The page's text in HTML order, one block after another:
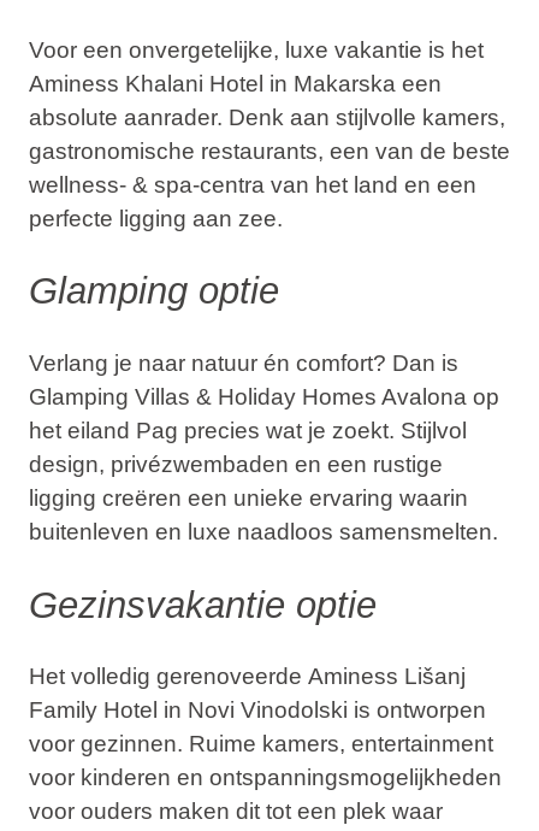
Voor een onvergetelijke, luxe vakantie is het
Aminess Khalani Hotel in Makarska een
absolute aanrader. Denk aan stijlvolle kamers,
gastronomische restaurants, een van de beste
wellness- & spa-centra van het land en een
perfecte ligging aan zee.
Glamping optie
Verlang je naar natuur én comfort? Dan is
Glamping Villas & Holiday Homes Avalona op
het eiland Pag precies wat je zoekt. Stijlvol
design, privézwembaden en een rustige
ligging creëren een unieke ervaring waarin
buitenleven en luxe naadloos samensmelten.
Gezinsvakantie optie
Het volledig gerenoveerde Aminess Lišanj
Family Hotel in Novi Vinodolski is ontworpen
voor gezinnen. Ruime kamers, entertainment
voor kinderen en ontspanningsmogelijkheden
voor ouders maken dit tot een plek waar